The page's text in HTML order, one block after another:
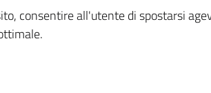
consentire all'utente di spostarsi